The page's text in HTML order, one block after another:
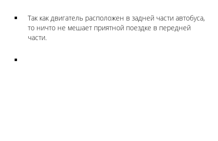
Так как двигатель расположен в задней части автобуса,
то ничто не мешает приятной поездке в передней
части.